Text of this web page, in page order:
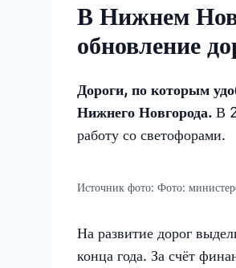
В Нижнем
обновление
Дороги, по которым
Нижнего Новгорода. В
работу со светофорами.
Источник фото: Фото:
На развитие дорог
конца года. За счёт